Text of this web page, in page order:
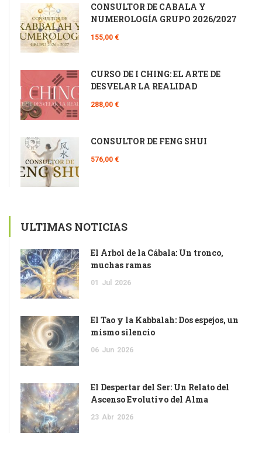
CONSULTOR DE CÁBALA Y
NUMEROLOGÍA GRUPO 2026/2027
155,00 €
CURSO DE I CHING: EL ARTE DE
DESVELAR LA REALIDAD
288,00 €
CONSULTOR DE FENG SHUI
576,00 €
ULTIMAS NOTICIAS
El Árbol de la Cábala: Un tronco,
muchas ramas
01 Jul 2026
El Tao y la Kabbalah: Dos espejos, un
mismo silencio
06 Jun 2026
El Despertar del Ser: Un Relato del
Ascenso Evolutivo del Alma
23 Abr 2026